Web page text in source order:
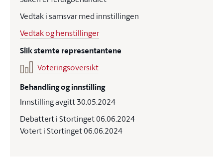
Vedtak i samsvar med innstillingen
Vedtak og henstillinger
Slik stemte representantene
Voteringsoversikt
Behandling og innstilling
Innstilling avgitt 30.05.2024
Debattert i Stortinget 06.06.2024
Votert i Stortinget 06.06.2024